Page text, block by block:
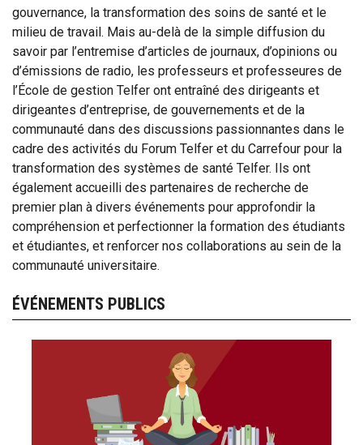
gouvernance, la transformation des soins de santé et le
milieu de travail. Mais au-delà de la simple diffusion du
savoir par l’entremise d’articles de journaux, d’opinions ou
d’émissions de radio, les professeurs et professeures de
l’École de gestion Telfer ont entraîné des dirigeants et
dirigeantes d’entreprise, de gouvernements et de la
communauté dans des discussions passionnantes dans le
cadre des activités du Forum Telfer et du Carrefour pour la
transformation des systèmes de santé Telfer. Ils ont
également accueilli des partenaires de recherche de
premier plan à divers événements pour approfondir la
compréhension et perfectionner la formation des étudiants
et étudiantes, et renforcer nos collaborations au sein de la
communauté universitaire.
ÉVÉNEMENTS PUBLICS